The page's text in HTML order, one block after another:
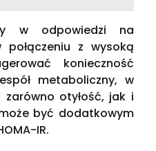
w odpowiedzi na
z wysoką
konieczność
metaboliczny, w
otyłość, jak i
być dodatkowym
IR.